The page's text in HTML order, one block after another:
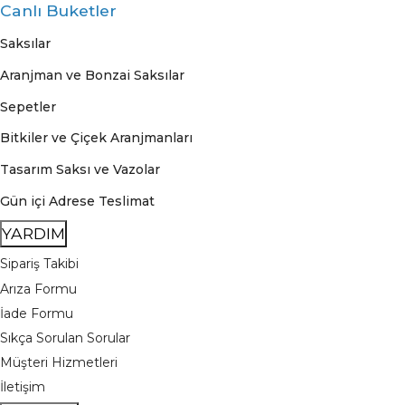
Canlı Buketler
Saksılar
Aranjman ve Bonzai Saksılar
Sepetler
Bitkiler ve Çiçek Aranjmanları
Tasarım Saksı ve Vazolar
Gün içi Adrese Teslimat
YARDIM
Sipariş Takibi
Arıza Formu
İade Formu
Sıkça Sorulan Sorular
Müşteri Hizmetleri
İletişim